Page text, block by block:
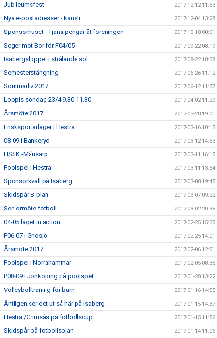
Jubileumsfest 2017-12-12 11:53
Nya e-postadresser - kansli 2017-12-04 13:28
Sponsorhuset - Tjäna pengar åt föreningen 2017-10-18 08:01
Seger mot Bor för F04/05 2017-09-22 08:19
Isabergsloppet i strålande sol 2017-08-22 18:38
Semesterstängning 2017-06-26 11:12
Sommarliv 2017 2017-06-12 11:37
Loppis söndag 23/4 9.30-11.30 2017-04-02 11:29
Årsmöte 2017 2017-03-28 19:01
Frisksportarläger i Hestra 2017-03-16 10:15
08-09 i Bankeryd 2017-03-12 14:53
HSSK -Månsarp 2017-03-11 16:15
Poolspel I Hestra 2017-03-11 13:54
Sponsorkväll på Isaberg 2017-03-08 19:45
Skidspår B-plan 2017-03-07 09:22
Seniormöte fotboll 2017-03-02 20:35
04-05 laget in action 2017-02-25 15:35
P06-07 i Gnosjö 2017-02-25 14:01
Årsmöte 2017 2017-02-06 12:51
Poolspel i Norrahammar 2017-02-05 08:35
P08-09 i Jönköping på poolspel 2017-01-28 13:22
Volleybollträning för barn 2017-01-16 14:55
Äntligen ser det ut så här på Isaberg 2017-01-15 14:37
Hestra /Grimsås på fotbollscup 2017-01-15 11:56
Skidspår på fotbollsplan 2017-01-14 11:06